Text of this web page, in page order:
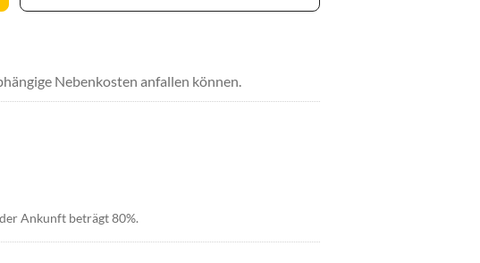
Nebenkosten anfallen können.
Ankunft beträgt 80%.